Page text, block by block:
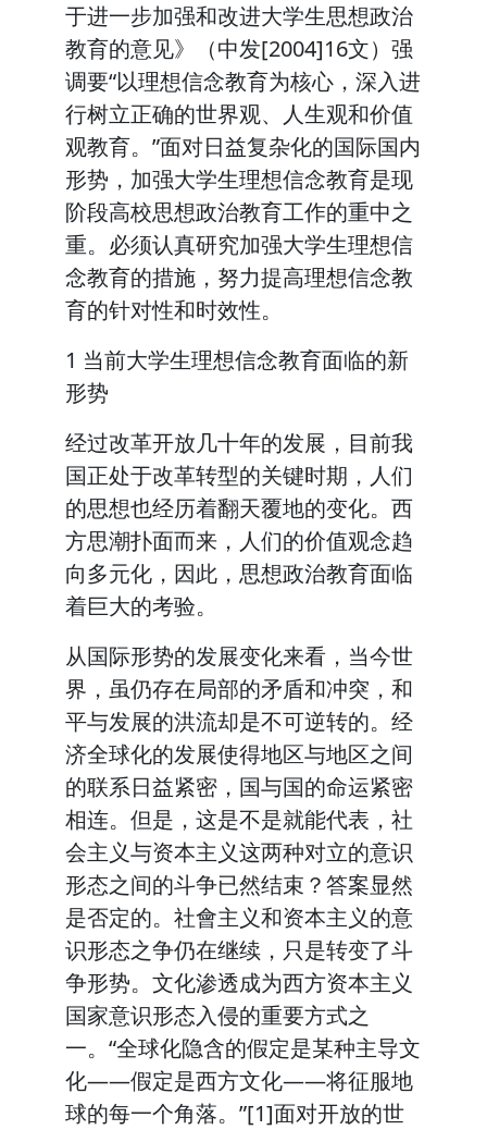
于进一步加强和改进大学生思想政治
教育的意见》（中发[2004]16文）强
调要“以理想信念教育为核心，深入进
行树立正确的世界观、人生观和价值
观教育。”面对日益复杂化的国际国内
形势，加强大学生理想信念教育是现
阶段高校思想政治教育工作的重中之
重。必须认真研究加强大学生理想信
念教育的措施，努力提高理想信念教
育的针对性和时效性。
1 当前大学生理想信念教育面临的新
形势
经过改革开放几十年的发展，目前我
国正处于改革转型的关键时期，人们
的思想也经历着翻天覆地的变化。西
方思潮扑面而来，人们的价值观念趋
向多元化，因此，思想政治教育面临
着巨大的考验。
从国际形势的发展变化来看，当今世
界，虽仍存在局部的矛盾和冲突，和
平与发展的洪流却是不可逆转的。经
济全球化的发展使得地区与地区之间
的联系日益紧密，国与国的命运紧密
相连。但是，这是不是就能代表，社
会主义与资本主义这两种对立的意识
形态之间的斗争已然结束？答案显然
是否定的。社會主义和资本主义的意
识形态之争仍在继续，只是转变了斗
争形势。文化渗透成为西方资本主义
国家意识形态入侵的重要方式之
一。“全球化隐含的假定是某种主导文
化——假定是西方文化——将征服地
球的每一个角落。”[1]面对开放的世